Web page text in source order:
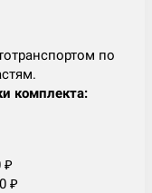
по
комплекта:
₽
₽